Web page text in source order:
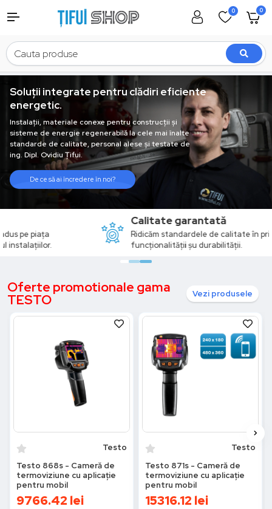
0 0
Soluții integrate pentru clădiri eficiente
energetic.
Instalații, materiale conexe pentru construcții și
sisteme de energie regenerabilă la cele mai înalte
standarde de calitate, personal alese și testate de
ing. Dipl. Ovidiu Țifui.
De ce să ai încredere în noi?
Calitate garantată
Ridicăm standardele de calitate în privința eficienței,
funcționalității șu durabilității.
Oferte promotionale gama
TESTO Vezi produsele
Testo
Testo 868s - Cameră de
termoviziune cu aplicație
pentru mobil
9766.42 lei
Testo
Testo 871s - Cameră de
termoviziune cu aplicație
pentru mobil
15316.12 lei